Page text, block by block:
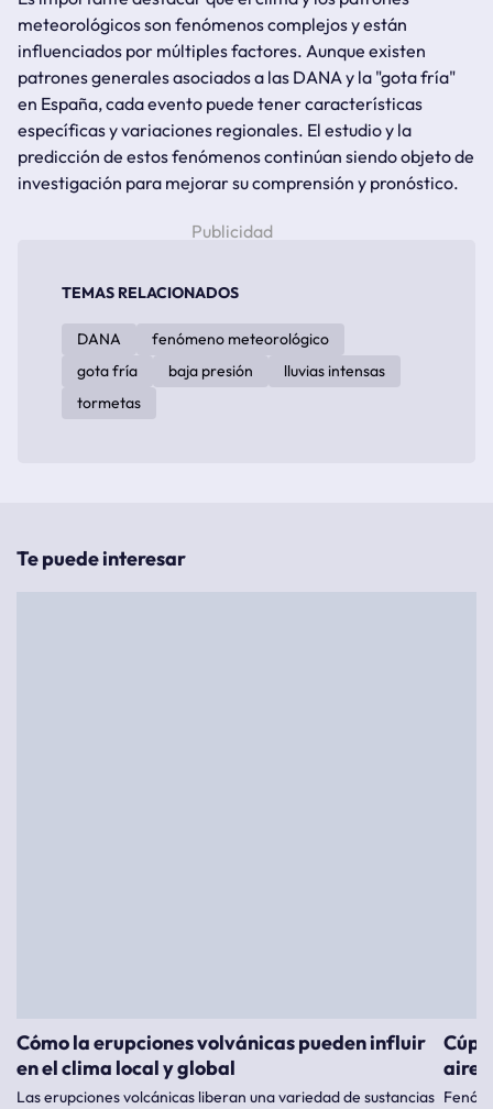
meteorológicos son fenómenos complejos y están
influenciados por múltiples factores. Aunque existen
patrones generales asociados a las DANA y la "gota fría"
en España, cada evento puede tener características
específicas y variaciones regionales. El estudio y la
predicción de estos fenómenos continúan siendo objeto de
investigación para mejorar su comprensión y pronóstico.
TEMAS RELACIONADOS
DANA
fenómeno meteorológico
gota fría
baja presión
lluvias intensas
tormetas
Te puede interesar
Cómo la erupciones volvánicas pueden influir
en el clima local y global
Las erupciones volcánicas liberan una variedad de sustancias
aire